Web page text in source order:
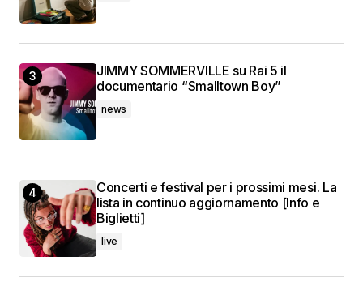
JIMMY SOMMERVILLE su Rai 5 il
documentario “Smalltown Boy”
news
Concerti e festival per i prossimi mesi. La
lista in continuo aggiornamento [Info e
Biglietti]
live